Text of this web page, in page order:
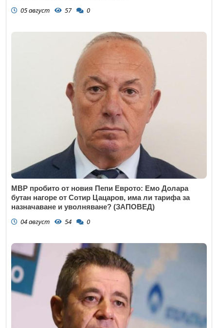
05 август 57 0
МВР пробито от новия Пепи Еврото: Емо Долара
бутан нагоре от Сотир Цацаров, има ли тарифа за
назначаване и уволняване? (ЗАПОВЕД)
04 август 54 0